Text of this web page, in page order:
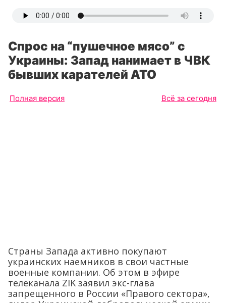
Спрос на “пушечное мясо” с
Украины: Запад нанимает в ЧВК
бывших карателей АТО
Полная версия Всё за сегодня
Страны Запада активно покупают
украинских наемников в свои частные
военные компании. Об этом в эфире
телеканала ZIK заявил экс-глава
запрещенного в России «Правого сектора»,